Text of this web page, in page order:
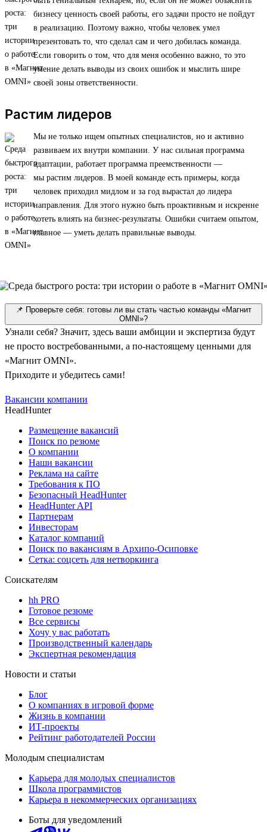
бизнесу ценность своей работы, его задачи просто не пойдут
в реализацию. Поэтому важно, чтобы человек умел
презентовать то, что сделал сам и чего добилась команда.
Если говорить о том, что для меня особенно важно, то это
умение делать выводы из своих ошибок и мыслить шире
своей зоны ответственности.
Растим лидеров
Мы не только ищем опытных специалистов, но и активно
развиваем их внутри компании. У нас сильная программа
адаптации, работает программа преемственности —
мы растим лидеров. В моей команде есть примеры, когда
человек приходил мидлом и за год вырастал до лидера
направления. Для этого нужно быть проактивным и искренне
хотеть влиять на бизнес-результаты. Ошибки считаем опытом,
главное — уметь делать правильные выводы.
📌 Проверьте себя: готовы ли вы стать частью команды «Магнит
OMNI»?
Узнали себя? Значит, здесь ваши амбиции и экспертиза будут
не просто востребованными, а по-настоящему ценными для
«Магнит OMNI».
Приходите и убедитесь сами!
Вакансии компании
HeadHunter
Размещение вакансий
Поиск по резюме
О компании
Наши вакансии
Реклама на сайте
Требования к ПО
Безопасный HeadHunter
HeadHunter API
Партнерам
Инвесторам
Каталог компаний
Поиск по вакансиям в Архипо-Осиповке
Сетка: соцсеть для нетворкинга
Соискателям
hh PRO
Готовое резюме
Все сервисы
Хочу у вас работать
Производственный календарь
Экспертная рекомендация
Новости и статьи
Блог
О компаниях в игровой форме
Жизнь в компании
ИТ-проекты
Рейтинг работодателей России
Молодым специалистам
Карьера для молодых специалистов
Школа программистов
Карьера в некоммерческих организациях
Боты для уведомлений